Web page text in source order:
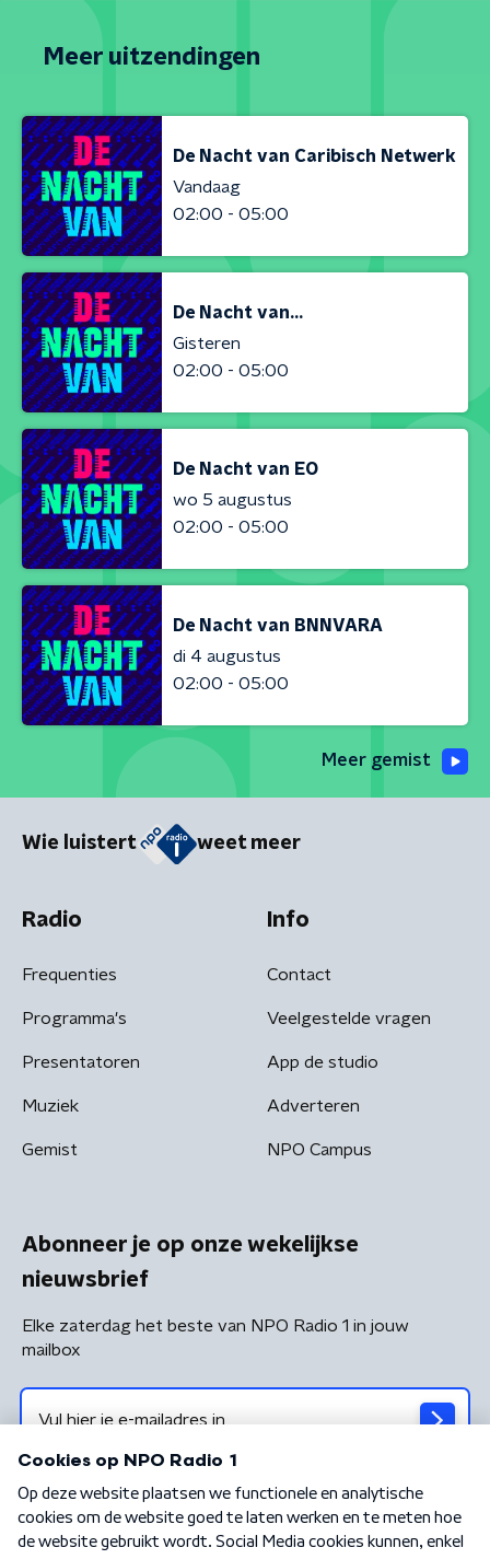
Meer uitzendingen
De Nacht van Caribisch Netwerk
Vandaag
02:00 - 05:00
De Nacht van...
Gisteren
02:00 - 05:00
De Nacht van EO
wo 5 augustus
02:00 - 05:00
De Nacht van BNNVARA
di 4 augustus
02:00 - 05:00
Meer gemist
Wie luistert weet meer
Radio
Frequenties
Programma's
Presentatoren
Muziek
Gemist
Info
Contact
Veelgestelde vragen
App de studio
Adverteren
NPO Campus
Abonneer je op onze wekelijkse
nieuwsbrief
Elke zaterdag het beste van NPO Radio 1 in jouw
mailbox
Algemene voorwaarden